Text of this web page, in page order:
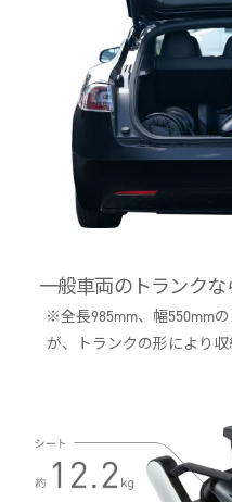
一般車両のトランクな
※全長985mm、幅550mm
が、
トランクの形により